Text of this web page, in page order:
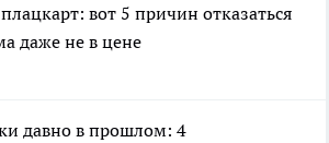
вот 5 причин отказаться
даже не в цене
давно в прошлом: 4